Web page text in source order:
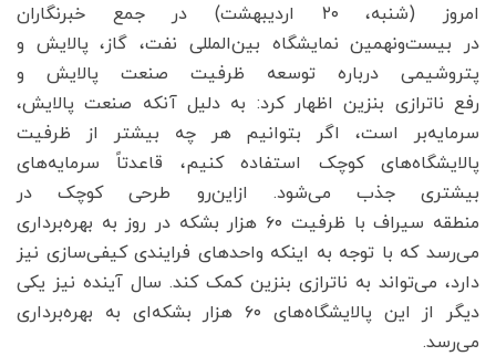
امروز (شنبه، ۲۰ اردیبهشت‌) در جمع خبرنگاران
در بیست‌ونهمین نمایشگاه بین‌المللی نفت، گاز، پالایش و
پتروشیمی درباره توسعه ظرفیت صنعت پالایش و
رفع ناترازی بنزین اظهار کرد: به دلیل آنکه صنعت پالایش،
سرمایه‌بر است، اگر بتوانیم هر چه بیشتر از ظرفیت
پالایشگاه‌های کوچک استفاده کنیم، قاعدتاً سرمایه‌های
بیشتری جذب می‌شود. ازاین‌رو طرحی کوچک در
منطقه سیراف با ظرفیت ۶۰ هزار بشکه در روز به بهره‌برداری
می‌رسد که با توجه به اینکه واحدهای فرایندی کیفی‌سازی نیز
دارد، می‌تواند به ناترازی بنزین کمک کند. سال آینده نیز یکی
دیگر از این پالایشگاه‌های ۶۰ هزار بشکه‌ای به بهره‌برداری
می‌رسد.